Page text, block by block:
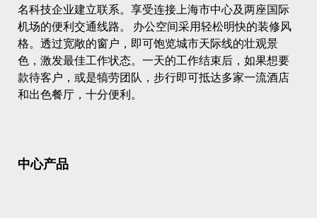
名科技企业建立联系。享受连接上海市中心及两座国际
机场的便利交通线路。 办公空间采用轻松明快的装修风
格。透过宽敞的窗户，即可饱览城市天际线的壮观景
色，激发最佳工作状态。一天的工作结束后，如果想要
款待客户，或是犒劳团队，步行即可抵达多家一流酒店
和出色餐厅，十分便利。
中心产品